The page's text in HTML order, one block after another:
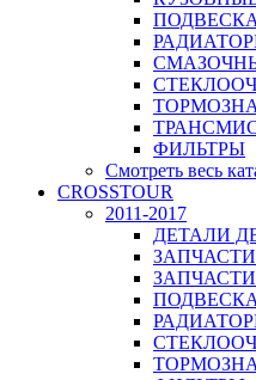
ПОДВЕСКА
ФИЛЬТРЫ
Смотреть весь
CROSSTOUR
2011-2017
ДЕТАЛИ
ПОДВЕСКА